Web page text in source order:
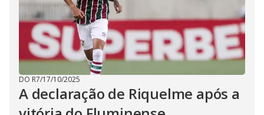
DO R7/17/10/2025
A declaração de Riquelme após a